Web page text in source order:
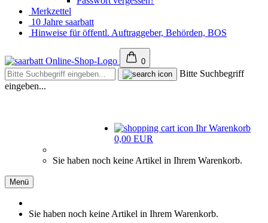
Merkzettel
10 Jahre saarbatt
Hinweise für öffentl. Auftraggeber, Behörden, BOS
0
Bitte Suchbegriff
eingeben...
Ihr Warenkorb
0,00 EUR
Sie haben noch keine Artikel in Ihrem Warenkorb.
Menü
Sie haben noch keine Artikel in Ihrem Warenkorb.